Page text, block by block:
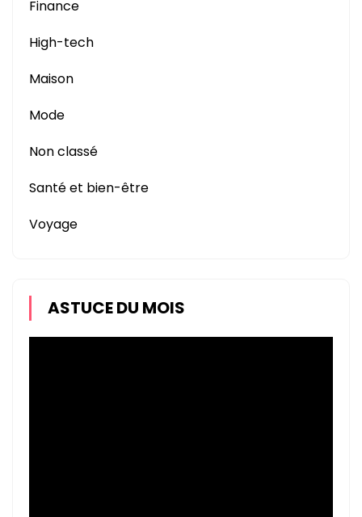
Finance
High-tech
Maison
Mode
Non classé
Santé et bien-être
Voyage
ASTUCE DU MOIS